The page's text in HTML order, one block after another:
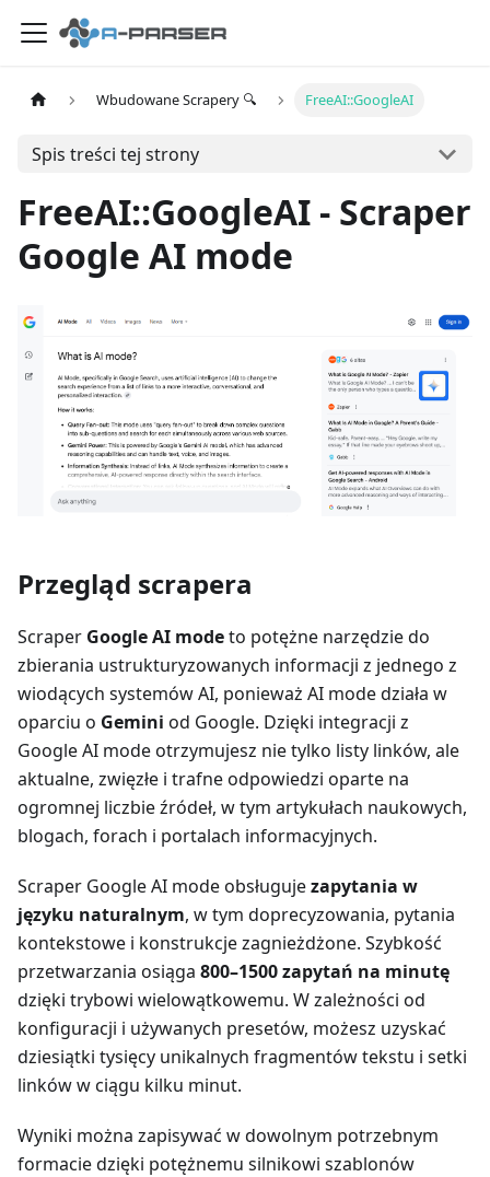
Wbudowane Scrapery 🔍 FreeAI::GoogleAI
Spis treści tej strony
FreeAI::GoogleAI - Scraper
Google AI mode
Przegląd scrapera
Scraper Google AI modeto potężne narzędzie do
zbierania ustrukturyzowanych informacji z jednego z
wiodących systemów AI, ponieważ AI mode działa w
oparciu o Gemini od Google. Dzięki integracji z
Google AI mode otrzymujesz nie tylko listy linków, ale
aktualne, zwięzłe i trafne odpowiedzi oparte na
ogromnej liczbie źródeł, w tym artykułach naukowych,
blogach, forach i portalach informacyjnych.
Scraper Google AI mode obsługujezapytania w
języku naturalnym, w tym doprecyzowania, pytania
kontekstowe i konstrukcje zagnieżdżone. Szybkość
przetwarzania osiąga 800–1500 zapytań na minutę
dzięki trybowi wielowątkowemu. W zależności od
konfiguracji i używanych presetów, możesz uzyskać
dziesiątki tysięcy unikalnych fragmentów tekstu i setki
linków w ciągu kilku minut.
Wyniki można zapisywać w dowolnym potrzebnym
formacie dzięki potężnemu silnikowi szablonów